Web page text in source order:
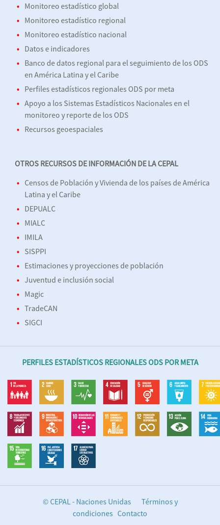
Monitoreo estadístico global
Monitoreo estadístico regional
Monitoreo estadístico nacional
Datos e indicadores
Banco de datos regional para el seguimiento de los ODS
en América Latina y el Caribe
Perfiles estadísticos regionales ODS por meta
Apoyo a los Sistemas Estadísticos Nacionales en el
monitoreo y reporte de los ODS
Recursos geoespaciales
OTROS RECURSOS DE INFORMACIÓN DE LA CEPAL
Censos de Población y Vivienda de los países de América
Latina y el Caribe
DEPUALC
MIALC
IMILA
SISPPI
Estimaciones y proyecciones de población
Juventud e inclusión social
Magic
TradeCAN
SIGCI
PERFILES ESTADÍSTICOS REGIONALES ODS POR META
© CEPAL - Naciones Unidas
Términos y
condiciones Contacto